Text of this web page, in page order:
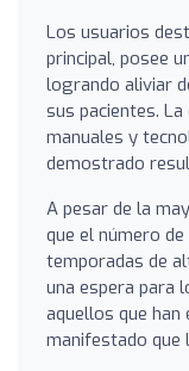
Los usuarios
principal, posee
logrando aliviar
sus pacientes.
manuales y
demostrado
A pesar de la
que el número
temporadas de
una espera para
aquellos que
manifestado que